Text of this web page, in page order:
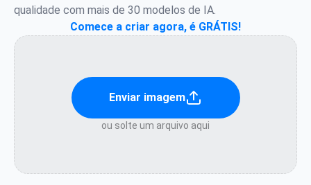
qualidade com mais de 30 modelos de IA.
Comece a criar agora, é GRÁTIS!
Enviar imagem
ou solte um arquivo aqui